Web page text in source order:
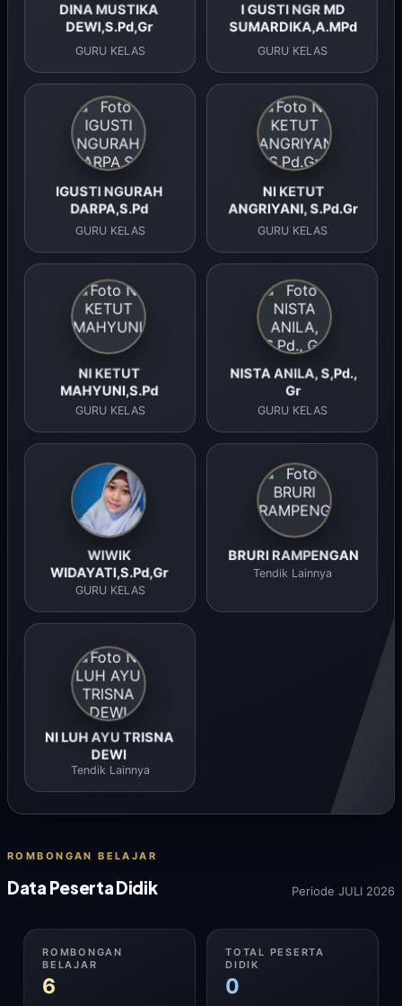
DINA MUSTIKA
DEWI,S.Pd,Gr
GURU KELAS
I GUSTI NGR MD
SUMARDIKA,A.MPd
GURU KELAS
IGUSTI NGURAH
DARPA,S.Pd
GURU KELAS
NI KETUT
ANGRIYANI, S.Pd.Gr
GURU KELAS
NI KETUT
MAHYUNI,S.Pd
GURU KELAS
NISTA ANILA, S,Pd.,
Gr
GURU KELAS
WIWIK
WIDAYATI,S.Pd,Gr
GURU KELAS
BRURI RAMPENGAN
Tendik Lainnya
NI LUH AYU TRISNA
DEWI
Tendik Lainnya
ROMBONGAN BELAJAR
Data Peserta Didik Periode JULI 2026
ROMBONGAN
BELAJAR
6
TOTAL PESERTA
DIDIK
0